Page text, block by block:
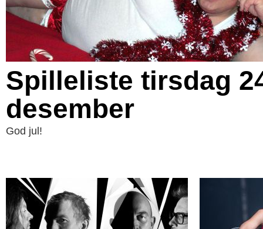
Spilleliste tirsdag
desember
God jul!